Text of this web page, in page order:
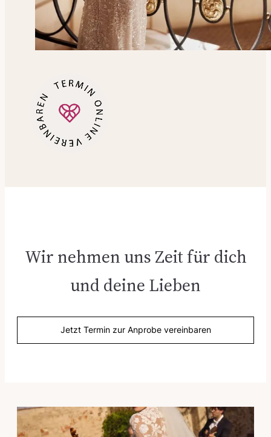
Wir nehmen uns Zeit für dich
und deine Lieben
Jetzt Termin zur Anprobe vereinbaren